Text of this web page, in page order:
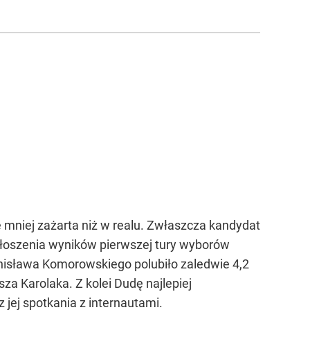
mniej zażarta niż w realu. Zwłaszcza kandydat
wyników pierwszej tury wyborów
Komorowskiego polubiło zaledwie 4,2
Karolaka. Z kolei Dudę najlepiej
jej spotkania z internautami.